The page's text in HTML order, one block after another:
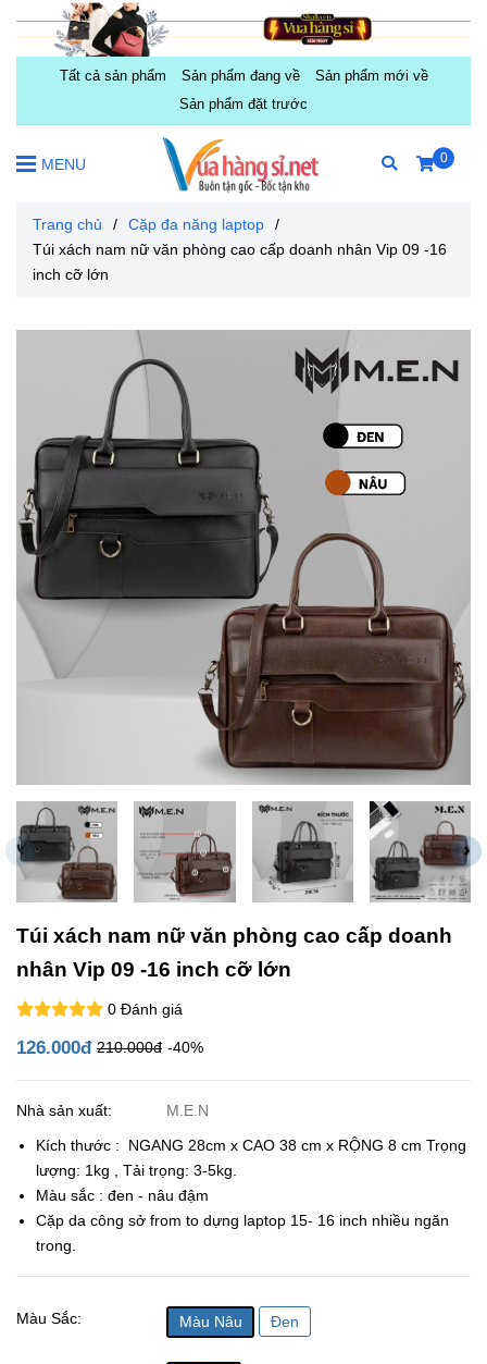
‹ ›
Túi xách nam nữ văn phòng cao cấp doanh
nhân Vip 09 -16 inch cỡ lớn
0 Đánh giá
126.000đ 210.000đ -40%
Nhà sản xuất:
M.E.N
Kích thước : NGANG 28cm x CAO 38 cm x RỘNG 8 cm Trọng
lượng: 1kg , Tải trọng: 3-5kg.
Màu sắc : đen - nâu đậm
Cặp da công sở from to dựng laptop 15- 16 inch nhiều ngăn
trong.
Màu Sắc: Màu Nâu Đen
Trang chủ / Cặp đa năng laptop
/
Túi xách nam nữ văn phòng cao cấp doanh nhân Vip 09 -16
inch cỡ lớn
Tất cả sản phẩm Sản phẩm đang về
Sản phẩm mới về
Sản phẩm đặt trước
0
MENU